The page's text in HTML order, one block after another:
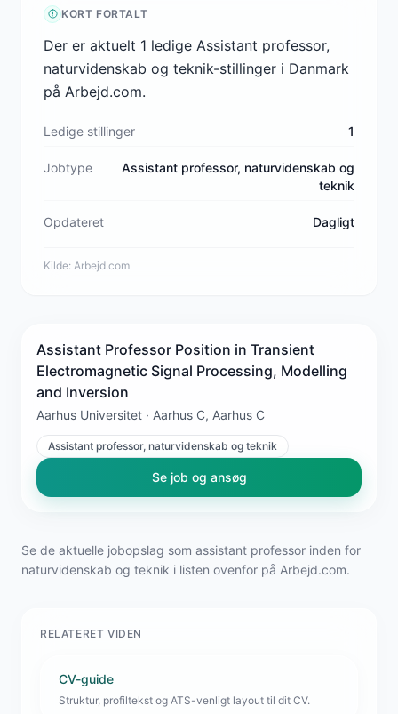
KORT FORTALT
Der er aktuelt 1 ledige Assistant professor,
naturvidenskab og teknik-stillinger i Danmark
på Arbejd.com.
Ledige stillinger 1
Jobtype
Assistant professor, naturvidenskab og
teknik
Opdateret Dagligt
Kilde: Arbejd.com
Assistant Professor Position in Transient
Electromagnetic Signal Processing, Modelling
and Inversion
Aarhus Universitet · Aarhus C, Aarhus C
Assistant professor, naturvidenskab og teknik
Se job og ansøg
Se de aktuelle jobopslag som assistant professor inden for
naturvidenskab og teknik i listen ovenfor på Arbejd.com.
RELATERET VIDEN
CV-guide
Struktur, profiltekst og ATS-venligt layout til dit CV.